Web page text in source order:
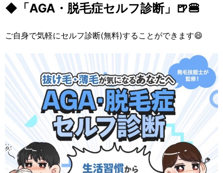
◆「AGA・脱毛症セルフ診断」🍺🍔
ご自身で気軽にセルフ診断(無料)することができます😄